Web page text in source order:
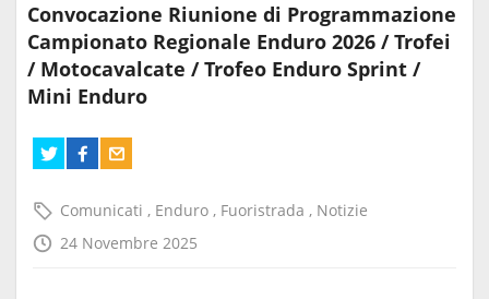
Convocazione Riunione di Programmazione
Campionato Regionale Enduro 2026 / Trofei
/ Motocavalcate / Trofeo Enduro Sprint /
Mini Enduro
Comunicati , Enduro , Fuoristrada , Notizie
24 Novembre 2025